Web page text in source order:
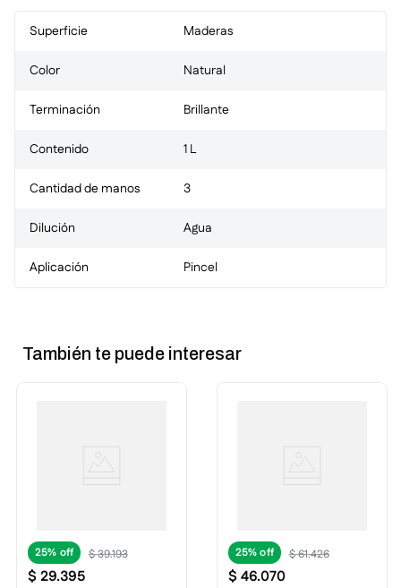
Superficie Maderas
Color Natural
Terminación Brillante
Contenido 1 L
Cantidad de manos 3
Dilución Agua
Aplicación Pincel
También te puede interesar
25% $39.193
$29.395
25% $61.426
$46.070